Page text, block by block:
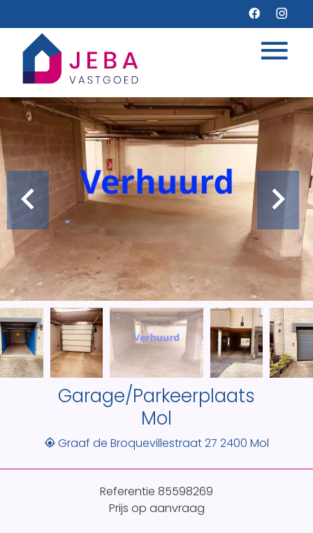
Garage/Parkeerplaats
Mol
Graaf de Broquevillestraat 27 2400 Mol
Referentie 85598269
Prijs op aanvraag